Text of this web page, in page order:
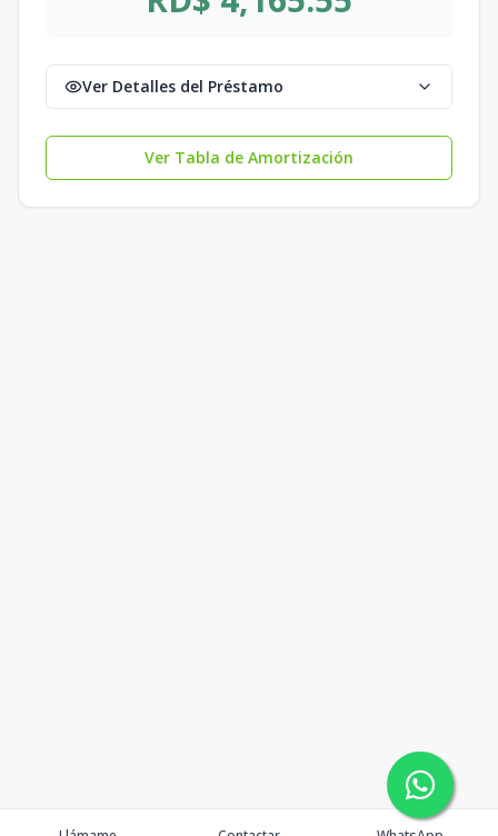
Ver Detalles del Préstamo
Ver Tabla de Amortización